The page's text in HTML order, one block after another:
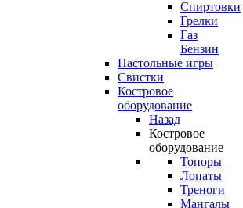
Спиртовки
Грелки
Газ
Бензин
Настольные игры
Свистки
Костровое
оборудование
Назад
Костровое
оборудование
Топоры
Лопаты
Треноги
Мангалы